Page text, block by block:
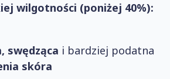
wilgotności (poniżej 40%):
swędząca i bardziej podatna
skóra